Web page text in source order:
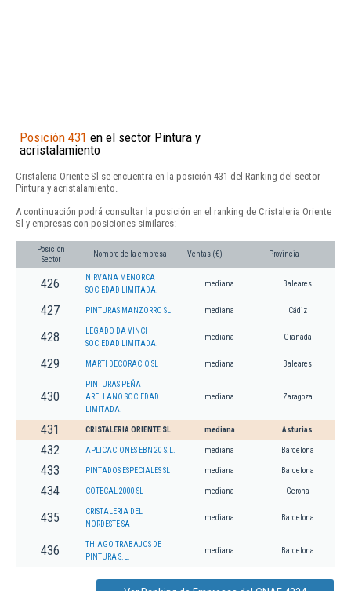
Posición 431 en el sector Pintura y
acristalamiento
Cristaleria Oriente Sl se encuentra en la posición 431 del Ranking del sector
Pintura y acristalamiento.
A continuación podrá consultar la posición en el ranking de Cristaleria Oriente
Sl y empresas con posiciones similares:
Posición
Sector
Nombre de la empresa Ventas (€) Provincia
426
NIRVANA MENORCA
SOCIEDAD LIMITADA.
mediana Baleares
427 PINTURAS MANZORRO SL mediana Cádiz
428
LEGADO DA VINCI
SOCIEDAD LIMITADA.
mediana Granada
429 MARTI DECORACIO SL mediana Baleares
430
PINTURAS PEÑA
ARELLANO SOCIEDAD
LIMITADA.
mediana Zaragoza
431 CRISTALERIA ORIENTE SL mediana Asturias
432 APLICACIONES EBN 20 S.L. mediana Barcelona
433 PINTADOS ESPECIALES SL mediana Barcelona
434 COTECAL 2000 SL mediana Gerona
435
CRISTALERIA DEL
NORDESTE SA
mediana Barcelona
436
THIAGO TRABAJOS DE
PINTURA S.L.
mediana Barcelona